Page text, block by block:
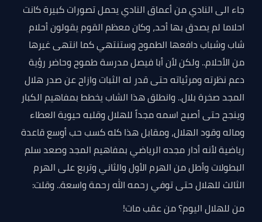
جاء الى النادي من أعماق النادي يحمل تصورات كبيرة كانت
احلاما لم يصدق بها أحد، وكان معظم القوم يقولون أحلام
شاب وشباب دافعها الطموح وستنتهي كما انتهى غيرها
من الأحلام.. ولكن لأن أبا فيصل مدرسة طموح وحاضر رؤية
دعم نظرته ومرئياته حتى قدر له الثبات وازاح عن صدر هلال
المجد صخرة بلال.. وانطلق هذا الشاب يخطط بمفاهيم الكبار
وينجح حتى أصبح اسمه مجداً للهلال وقلبه حيوية العطاء
وماله وقود الهلال، ومقابل هذا كله كسب حب أوسع قاعدة
رياضية لأنه أدار مجده الرياضي بمفاهيم المجد وصعد سلم
البطولات وأطل من الهرم الأول والثاني وتربع على الهرم
الثالث للهلال حتى توفي رحمه الله رحمة واسعة.. وقلت:
من للهلال اليوم؟ من عقب مات!